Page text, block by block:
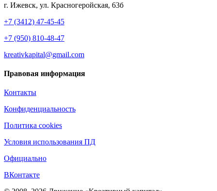
г. Ижевск, ул. Красногеройская, 63б
+7 (3412) 47-45-45
+7 (950) 810-48-47
kreativkapital@gmail.com
Правовая информация
Контакты
Конфиденциальность
Политика cookies
Условия использования ПД
Официально
ВКонтакте